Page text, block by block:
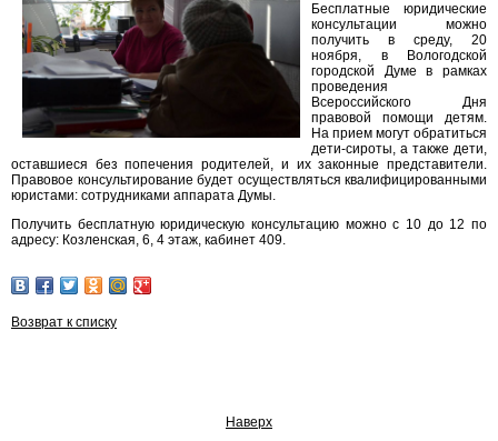
Бесплатные юридические
консультации можно
получить в среду, 20
ноября, в Вологодской
городской Думе в рамках
проведения
Всероссийского Дня
правовой помощи детям.
На прием могут обратиться
дети-сироты, а также дети,
оставшиеся без попечения родителей, и их законные представители.
Правовое консультирование будет осуществляться квалифицированными
юристами: сотрудниками аппарата Думы.
Получить бесплатную юридическую консультацию можно с 10 до 12 по
адресу: Козленская, 6, 4 этаж, кабинет 409.
Возврат к списку
Наверх